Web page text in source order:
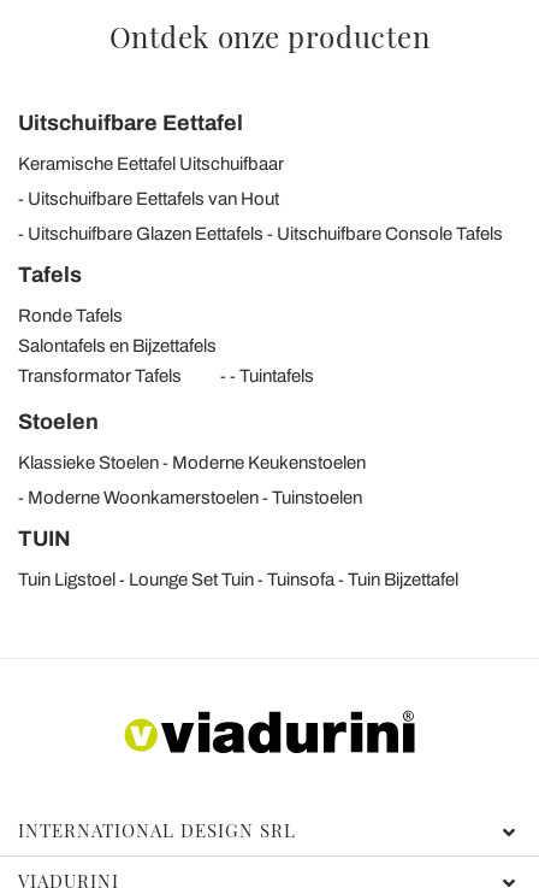
Ontdek onze producten
Uitschuifbare Eettafel
Keramische Eettafel Uitschuifbaar
Uitschuifbare Eettafels van Hout
Uitschuifbare Glazen Eettafels
Uitschuifbare Console Tafels
Tafels
Ronde Tafels
Salontafels en Bijzettafels
Transformator Tafels
Tuintafels
Stoelen
Klassieke Stoelen
Moderne Keukenstoelen
Moderne Woonkamerstoelen
Tuinstoelen
TUIN
Tuin Ligstoel Lounge Set Tuin Tuinsofa Tuin Bijzettafel
INTERNATIONAL DESIGN SRL
VIADURINI